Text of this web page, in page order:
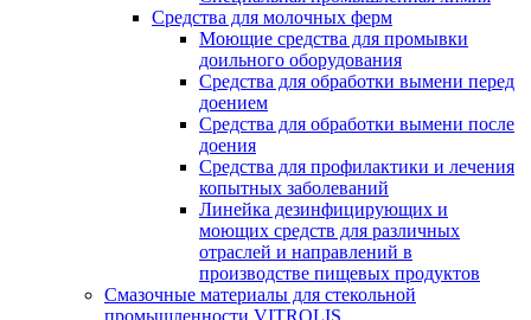
Средства для молочных ферм
Моющие средства для промывки
доильного оборудования
Средства для обработки вымени перед
доением
Средства для обработки вымени после
доения
Средства для профилактики и лечения
копытных заболеваний
Линейка дезинфицирующих и
моющих средств для различных
отраслей и направлений в
производстве пищевых продуктов
Смазочные материалы для стекольной
промышленности VITROLIS